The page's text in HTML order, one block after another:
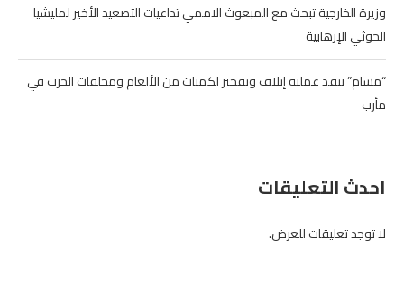
وزيرة الخارجية تبحث مع المبعوث الاممي تداعيات التصعيد الأخير لمليشيا
الحوثي الإرهابية
“مسام” ينفذ عملية إتلاف وتفجير لكميات من الألغام ومخلفات الحرب في
مأرب
احدث التعليقات
لا توجد تعليقات للعرض.